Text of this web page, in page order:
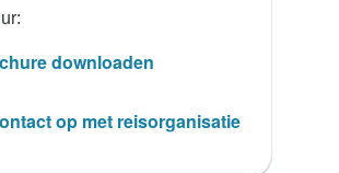
downloaden
op met reisorganisatie